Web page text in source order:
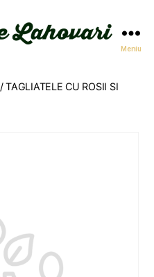
Meniu
/ TAGLIATELE CU ROSII SI